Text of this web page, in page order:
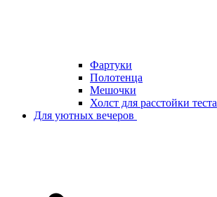
Фартуки
Полотенца
Мешочки
Холст для расстойки теста
Для уютных вечеров